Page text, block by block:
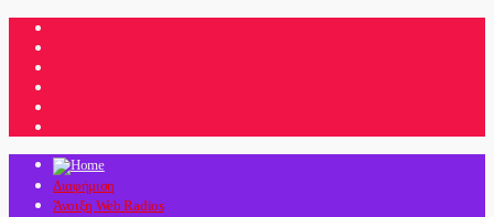
Διαφήμιση
Άνοιξη Web Radios